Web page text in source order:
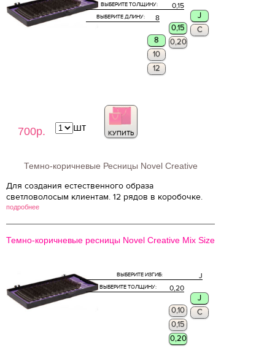
700р.
0,15
ВЫБЕРИТЕ ТОЛЩИНУ:
8
ВЫБЕРИТЕ ДЛИНУ:
J
0,15
8
10
12
0,20
C
КУПИТЬ
шт
Темно-коричневые Ресницы Novel Creative
Для создания естественного образа
светловолосым клиентам. 12 рядов в коробочке.
подробнее
Темно-коричневые ресницы Novel Creative Mix Size
J
ВЫБЕРИТЕ ИЗГИБ:
0,20
ВЫБЕРИТЕ ТОЛЩИНУ:
J
0,10
0,15
0,20
C